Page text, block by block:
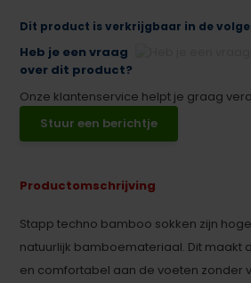
Dit product is verkrijgbaar in de
Heb je een vraag
over dit product?
Onze klantenservice helpt je graag
Stuur een berichtje
Productomschrijving
Stapp techno bamboo sokken zijn
natuurlijk bamboemateriaal. Dit maakt
en comfortabel aan de voeten zonder